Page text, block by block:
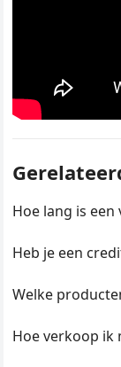
Hoe lang is een
Heb je een
Welke
Hoe verkoop ik